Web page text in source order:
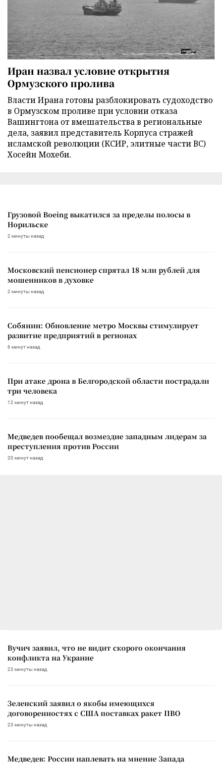
Иран назвал условие открытия
Ормузского пролива
Власти Ирана готовы разблокировать судоходство
в Ормузском проливе при условии отказа
Вашингтона от вмешательства в региональные
дела, заявил представитель Корпуса стражей
исламской революции (КСИР, элитные части ВС)
Хосейн Мохеби.
Грузовой Boeing выкатился за пределы полосы в
Норильске
2 минуты назад
Московский пенсионер спрятал 18 млн рублей для
мошенников в духовке
2 минуты назад
Собянин: Обновление метро Москвы стимулирует
развитие предприятий в регионах
6 минут назад
При атаке дрона в Белгородской области пострадали
три человека
12 минут назад
Медведев пообещал возмездие западным лидерам за
преступления против России
20 минут назад
Вучич заявил, что не видит скорого окончания
конфликта на Украине
23 минуты назад
Зеленский заявил о якобы имеющихся
договоренностях с США поставках ракет ПВО
23 минуты назад
Медведев: России наплевать на мнение Запада